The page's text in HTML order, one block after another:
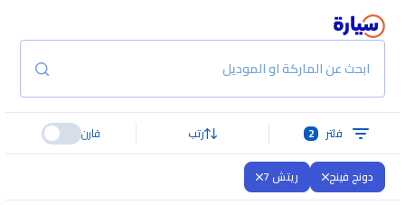
ابحث عن الماركة او الموديل
فلتر 2 رتب قارن
دونج فينج ريتش 7